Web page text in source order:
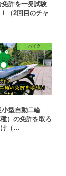
免許を一発試験
（2回目のチャ
バイク
小型自動二輪
種）の免許を取ろ
け（…